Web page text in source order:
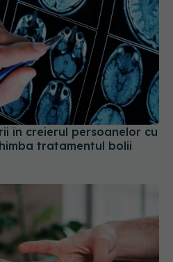
în creierul persoanelor cu
tratamentul bolii